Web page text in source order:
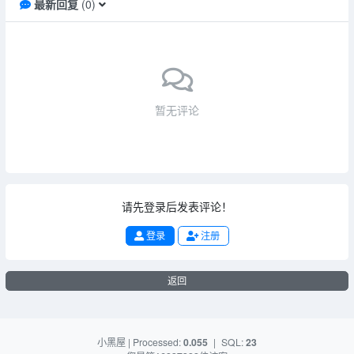
最新回复(0)
暂无评论
请先登录后发表评论！
登录 注册
返回
小黑屋 | Processed:0.055 | SQL:23